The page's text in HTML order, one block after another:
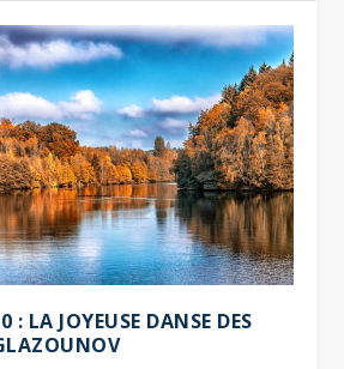
: LA JOYEUSE DANSE DES